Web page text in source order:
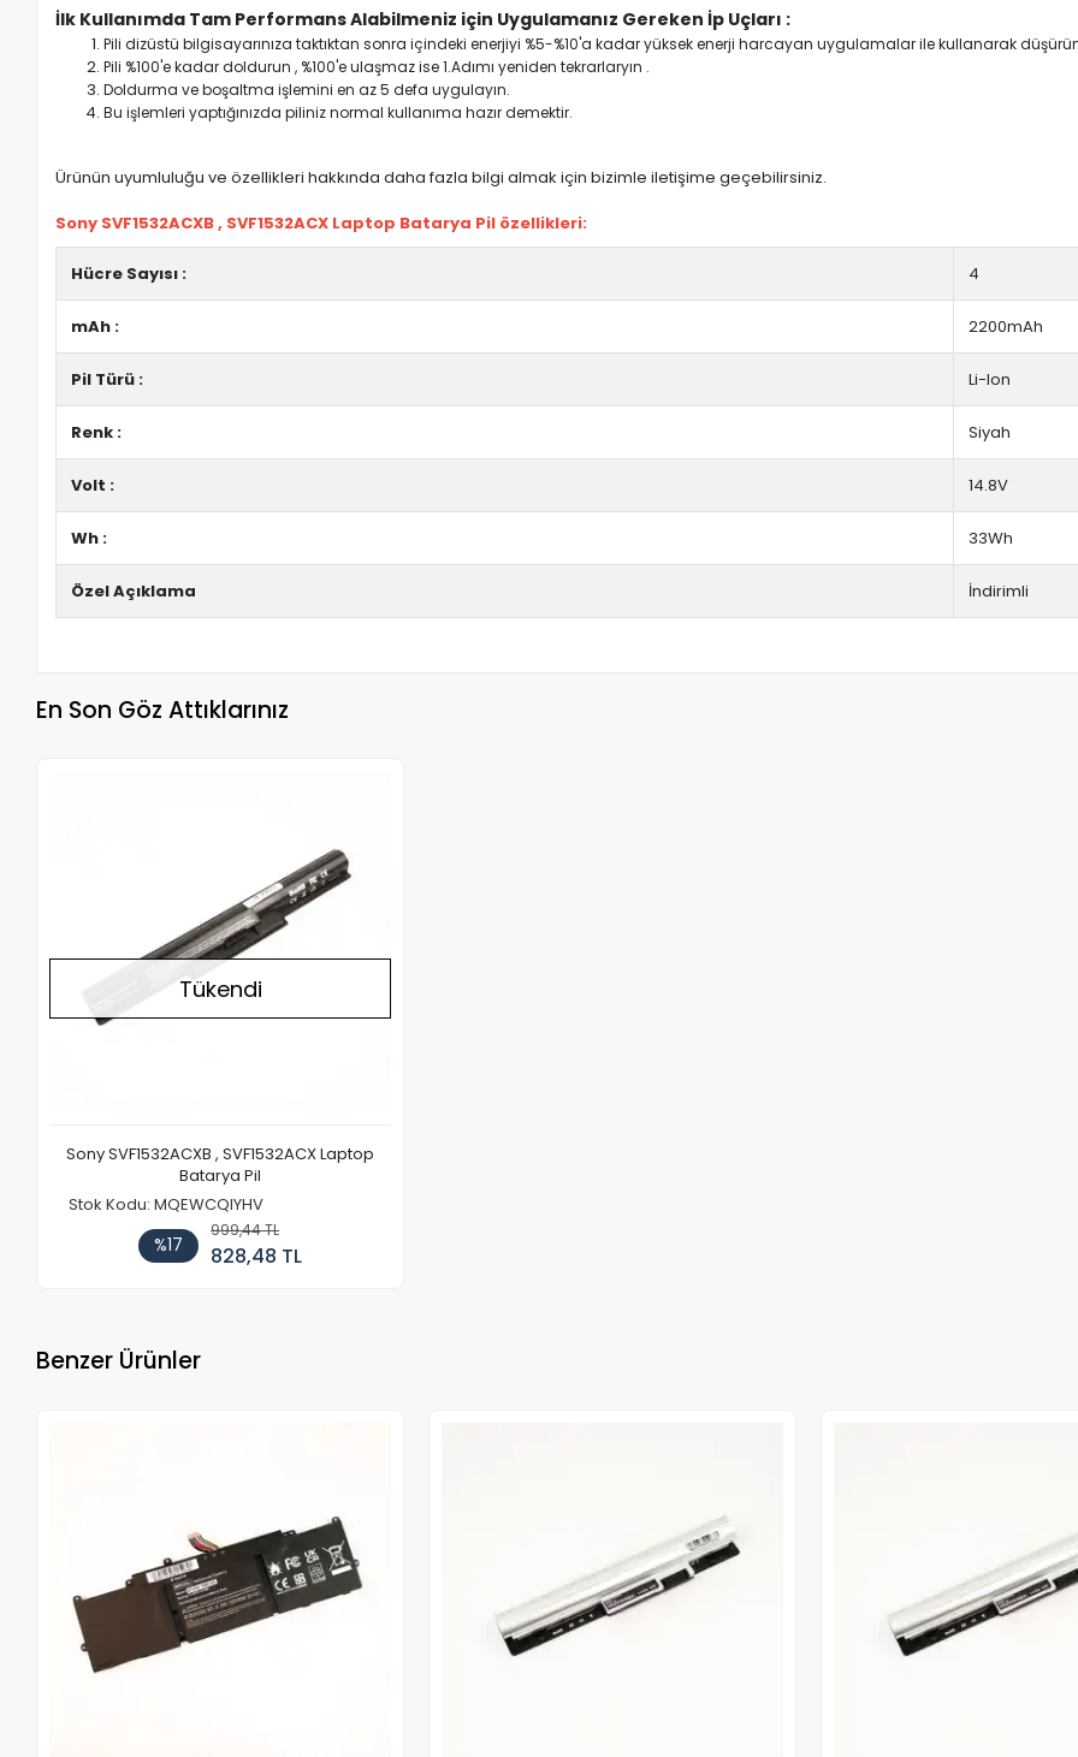
İlk Kullanımda Tam Performans Alabilmeniz için Uygulamanız Gereken İp Uçları :
Pili dizüstü bilgisayarınıza taktıktan sonra içindeki enerjiyi %5-%10'a kadar yüksek enerji harcayan uygulamalar ile kullanarak
Pili %100'e kadar doldurun , %100'e ulaşmaz ise 1.Adımı yeniden tekrarlaryın .
Doldurma ve boşaltma işlemini en az 5 defa uygulayın.
Bu işlemleri yaptığınızda piliniz normal kullanıma hazır demektir.
Ürünün uyumluluğu ve özellikleri hakkında daha fazla bilgi almak için bizimle iletişime geçebilirsiniz.
Sony SVF1532ACXB , SVF1532ACX Laptop Batarya Pil özellikleri:
Hücre Sayısı : 4
mAh : 2200mAh
Pil Türü : Li-Ion
Renk : Siyah
Volt : 14.8V
Wh : 33Wh
Özel Açıklama İndirimli
En Son Göz Attıklarınız
Tükendi
Sony SVF1532ACXB , SVF1532ACX Laptop
Batarya Pil
Stok Kodu: MQEWCQIYHV
%17
999,44 TL
828,48 TL
Benzer Ürünler